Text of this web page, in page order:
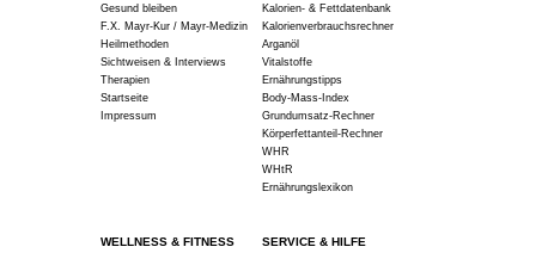
Gesund bleiben
F.X. Mayr-Kur / Mayr-Medizin
Heilmethoden
Sichtweisen & Interviews
Therapien
Startseite
Impressum
Kalorien- & Fettdatenbank
Kalorienverbrauchsrechner
Arganöl
Vitalstoffe
Ernährungstipps
Body-Mass-Index
Grundumsatz-Rechner
Körperfettanteil-Rechner
WHR
WHtR
Ernährungslexikon
WELLNESS & FITNESS SERVICE & HILFE